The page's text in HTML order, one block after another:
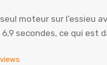
moteur sur l’essieu
secondes, ce qui est